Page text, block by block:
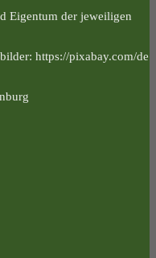
Eigentum der jeweiligen
https://pixabay.com/de